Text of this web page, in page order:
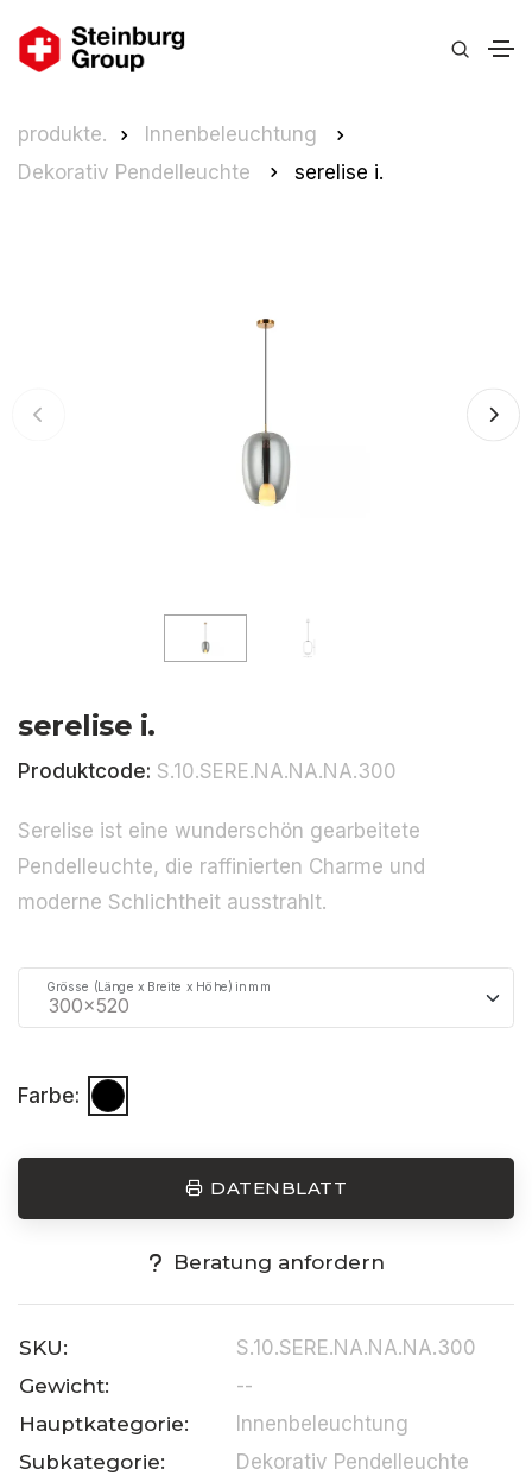
produkte.
Innenbeleuchtung
Dekorativ Pendelleuchte
serelise i.
serelise i.
Produktcode: S.10.SERE.NA.NA.NA.300
Serelise ist eine wunderschön gearbeitete
Pendelleuchte, die raffinierten Charme und
moderne Schlichtheit ausstrahlt.
Grösse (Länge x Breite x Höhe) in mm
Farbe:
DATENBLATT
Beratung anfordern
SKU:
S.10.SERE.NA.NA.NA.300
Gewicht:
--
Hauptkategorie:
Innenbeleuchtung
Subkategorie:
Dekorativ Pendelleuchte